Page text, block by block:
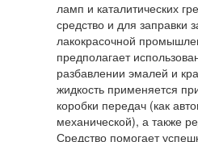
ламп и каталитических
средство и для заправки
лакокрасочной
предполагает
разбавлении эмалей и
жидкость применяется
коробки передач (как
механической), а также
Средство помогает